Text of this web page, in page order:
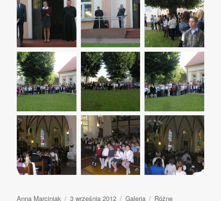
Autor
Anna Marciniak Opublikowano
3 września 2012
Format
Galeria Kategorie
Różne